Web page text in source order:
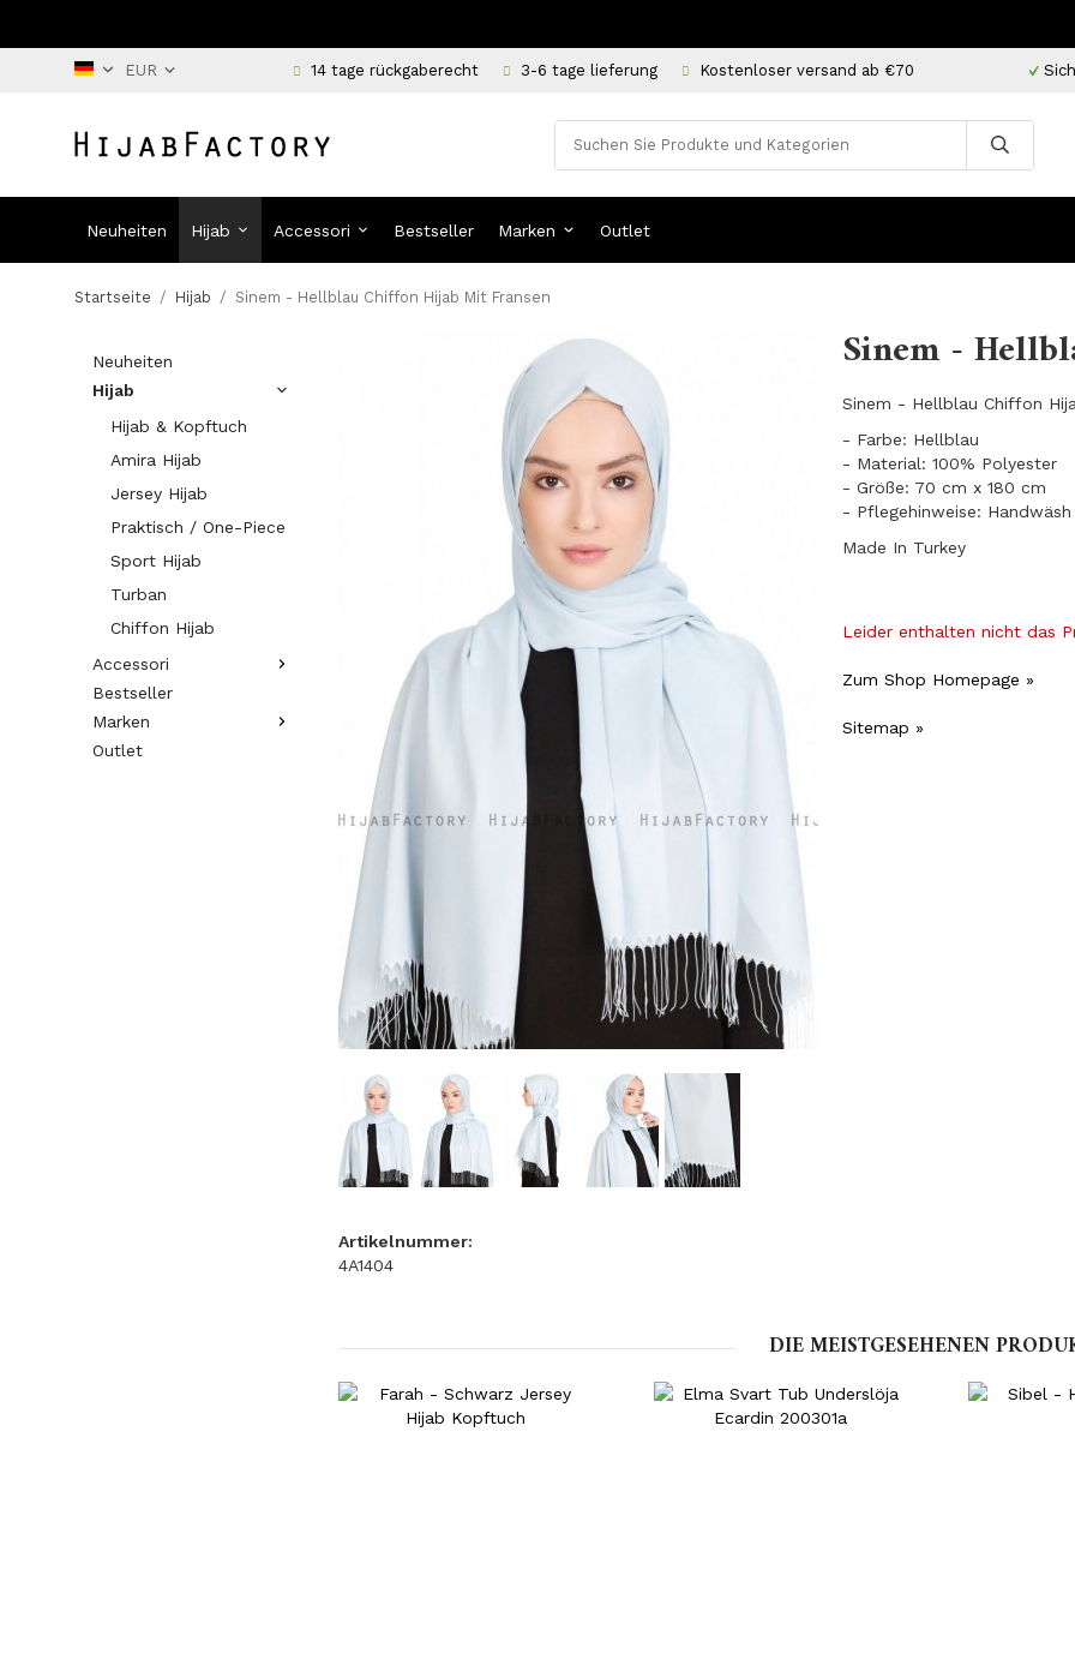
14 tage rückgaberecht 3-6 tage lieferung Kostenloser versand ab €70
Neuheiten Hijab Accessori Bestseller Marken Outlet
Startseite / Hijab / Sinem - Hellblau Chiffon Hijab Mit Fransen
Neuheiten
Hijab
Hijab & Kopftuch
Amira Hijab
Jersey Hijab
Praktisch / One-Piece
Sport Hijab
Turban
Chiffon Hijab
Accessori
Bestseller
Marken
Outlet
Sinem -
Sinem - Hellblau Chiffon
- Farbe: Hellblau
- Material: 100% Polyester
- Größe: 70 cm x 180 cm
- Pflegehinweise: Handwäsh
Made In Turkey
Leider enthalten nicht das
Zum Shop Homepage »
Sitemap »
Artikelnummer:
4A1404
DIE MEISTGESEHENEN